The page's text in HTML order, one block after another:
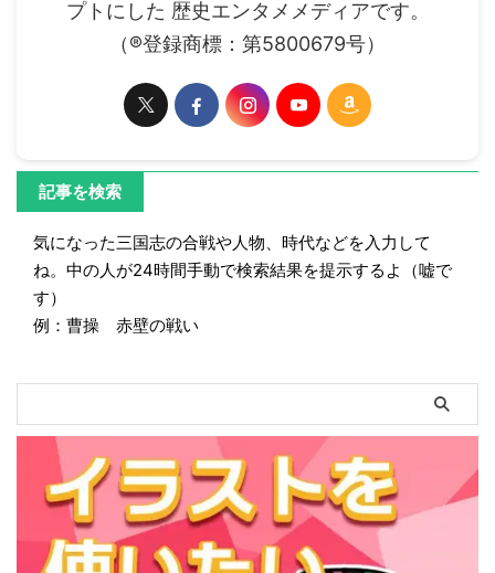
プトにした 歴史エンタメメディアです。
（®登録商標：第5800679号）
記事を検索
気になった三国志の合戦や人物、時代などを入力して
ね。中の人が24時間手動で検索結果を提示するよ（嘘で
す）
例：曹操 赤壁の戦い